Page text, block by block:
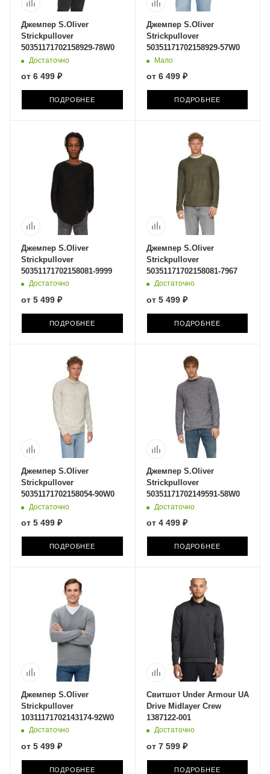
Джемпер S.Oliver
Strickpullover
50351171702158929-78W0
Достаточно
от 6 499 ₽
ПОДРОБНЕЕ
Джемпер S.Oliver
Strickpullover
50351171702158929-57W0
Мало
от 6 499 ₽
ПОДРОБНЕЕ
Джемпер S.Oliver
Strickpullover
50351171702158081-9999
Достаточно
от 5 499 ₽
ПОДРОБНЕЕ
Джемпер S.Oliver
Strickpullover
50351171702158081-7967
Достаточно
от 5 499 ₽
ПОДРОБНЕЕ
Джемпер S.Oliver
Strickpullover
50351171702158054-90W0
Достаточно
от 5 499 ₽
ПОДРОБНЕЕ
Джемпер S.Oliver
Strickpullover
50351171702149591-58W0
Достаточно
от 4 499 ₽
ПОДРОБНЕЕ
Джемпер S.Oliver
Strickpullover
10311171702143174-92W0
Достаточно
от 5 499 ₽
ПОДРОБНЕЕ
Свитшот Under Armour UA
Drive Midlayer Crew
1387122-001
Достаточно
от 7 599 ₽
ПОДРОБНЕЕ